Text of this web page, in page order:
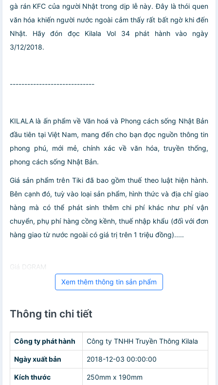
gà rán KFC của người Nhật trong dịp lễ này. Đây là thói quen
văn hóa khiến người nước ngoài cảm thấy rất bất ngờ khi đến
Nhật. Hãy đón đọc Kilala Vol 34 phát hành vào ngày
3/12/2018.
-----------------------------
KILALA là ấn phẩm về Văn hoá và Phong cách sống Nhật Bản
đầu tiên tại Việt Nam, mang đến cho bạn đọc nguồn thông tin
phong phú, mới mẻ, chính xác về văn hóa, truyền thống,
phong cách sống Nhật Bản.
Giá sản phẩm trên Tiki đã bao gồm thuế theo luật hiện hành.
Bên cạnh đó, tuỳ vào loại sản phẩm, hình thức và địa chỉ giao
hàng mà có thể phát sinh thêm chi phí khác như phí vận
chuyển, phụ phí hàng cồng kềnh, thuế nhập khẩu (đối với đơn
hàng giao từ nước ngoài có giá trị trên 1 triệu đồng).....
Giá DGRAM
Xem thêm thông tin sản phẩm
Thông tin chi tiết
Công ty phát hành Công ty TNHH Truyền Thông Kilala
Ngày xuất bản 2018-12-03 00:00:00
Kích thước 250mm x 190mm